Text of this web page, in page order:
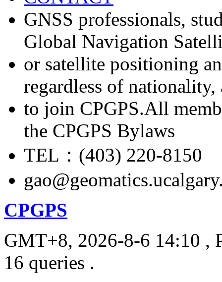
GNSS professionals,
Global Navigation
or satellite positioning
regardless of nationality,
to join CPGPS.All
the CPGPS Bylaws
TEL：(403) 220-8150
CPGPS
GMT+8, 2026-8-6 14:10 ,
16 queries .